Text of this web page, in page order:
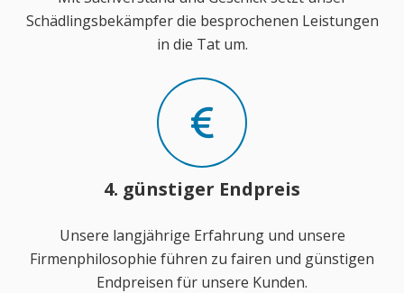
Schädlingsbekämpfer die besprochenen Leistungen
in die Tat um.
4. günstiger Endpreis
Unsere langjährige Erfahrung und unsere
Firmenphilosophie führen zu fairen und günstigen
Endpreisen für unsere Kunden.